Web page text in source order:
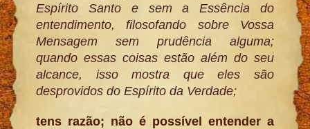
Espírito Santo e sem a Essência do
entendimento, filosofando sobre Vossa
Mensagem sem prudência alguma;
quando essas coisas estão além do seu
alcance, isso mostra que eles são
desprovidos do Espírito da Verdade;
tens razão; não é possível entender a